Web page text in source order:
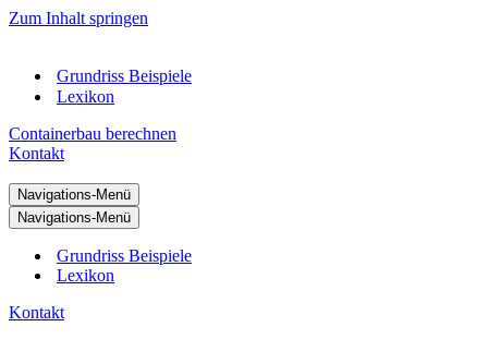
Zum Inhalt springen
Grundriss Beispiele
Lexikon
Containerbau berechnen
Kontakt
Navigations-Menü
Navigations-Menü
Grundriss Beispiele
Lexikon
Kontakt